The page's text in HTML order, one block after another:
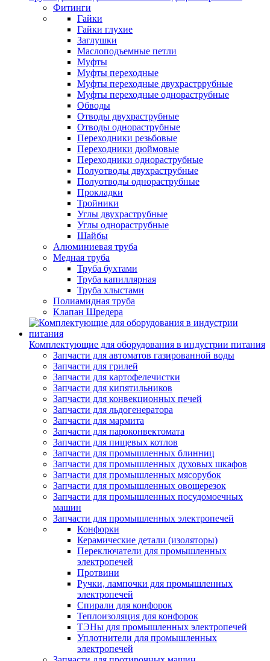
Фитинги
Гайки
Гайки глухие
Заглушки
Маслоподъемные петли
Муфты
Муфты переходные
Муфты переходные двухрастррубные
Муфты переходные однораструбные
Обводы
Отводы двухраструбные
Отводы однораструбные
Переходники резьбовые
Переходники дюймовые
Переходники однораструбные
Полуотводы двухраструбные
Полуотводы однораструбные
Прокладки
Тройники
Углы двухраструбные
Углы однораструбные
Шайбы
Алюминиевая труба
Медная труба
Труба бухтами
Труба капиллярная
Труба хлыстами
Полиамидная труба
Клапан Шредера
Комплектующие для оборудования в индустрии питания
Запчасти для автоматов газированной воды
Запчасти для грилей
Запчасти для картофелечистки
Запчасти для кипятильников
Запчасти для конвекционных печей
Запчасти для льдогенератора
Запчасти для мармита
Запчасти для пароконвектомата
Запчасти для пищевых котлов
Запчасти для промышленных блинниц
Запчасти для промышленных духовых шкафов
Запчасти для промышленных мясорубок
Запчасти для промышленных овощерезок
Запчасти для промышленных посудомоечных
машин
Запчасти для промышленных электропечей
Конфорки
Керамические детали (изоляторы)
Переключатели для промышленных
электропечей
Протвини
Ручки, лампочки для промышленных
электропечей
Спирали для конфорок
Теплоизоляция для конфорок
ТЭНы для промышленных электропечей
Уплотнители для промышленных
электропечей